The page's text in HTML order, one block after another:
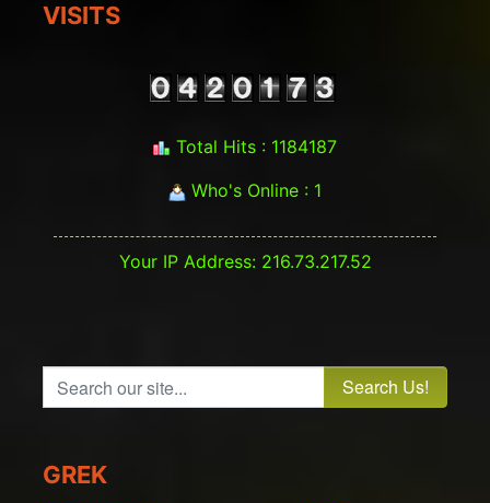
VISITS
Total Hits : 1184187
Who's Online : 1
Your IP Address: 216.73.217.52
Search our site...
GREK